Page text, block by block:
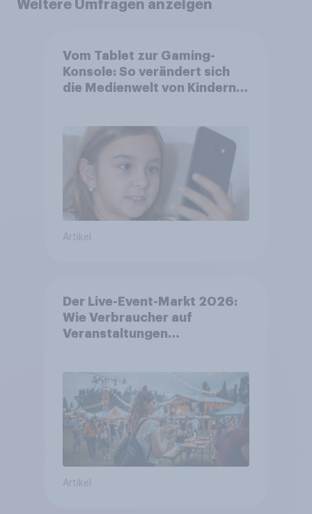
Weitere Umfragen anzeigen
Vom Tablet zur Gaming-
Konsole: So verändert sich
die Medienwelt von Kindern
Artikel
Der Live-Event-Markt 2026:
Wie Verbraucher auf
Veranstaltungen
Artikel